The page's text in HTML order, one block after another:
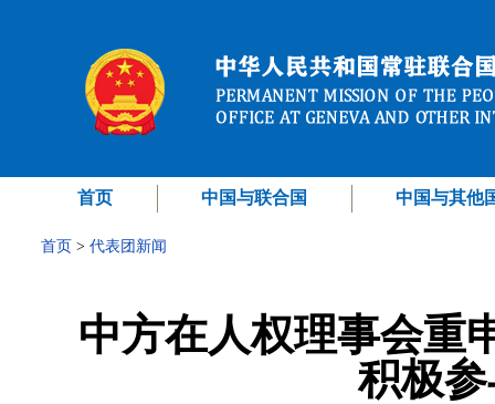
首页 中国与联合国 中国与其他
首页 > 代表团新闻
中方在人权理事会重
积极